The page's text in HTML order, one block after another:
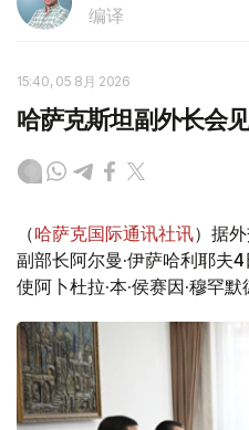
编译
15:40, 05 8月 2026
哈萨克斯坦副外长会
（哈萨克国际通讯社讯）据
副部长阿尔曼·伊萨哈利耶夫
使阿卜杜拉·本·侯赛因·穆罕默